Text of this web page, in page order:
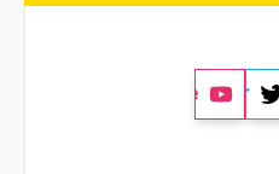
Twitter
YouTube